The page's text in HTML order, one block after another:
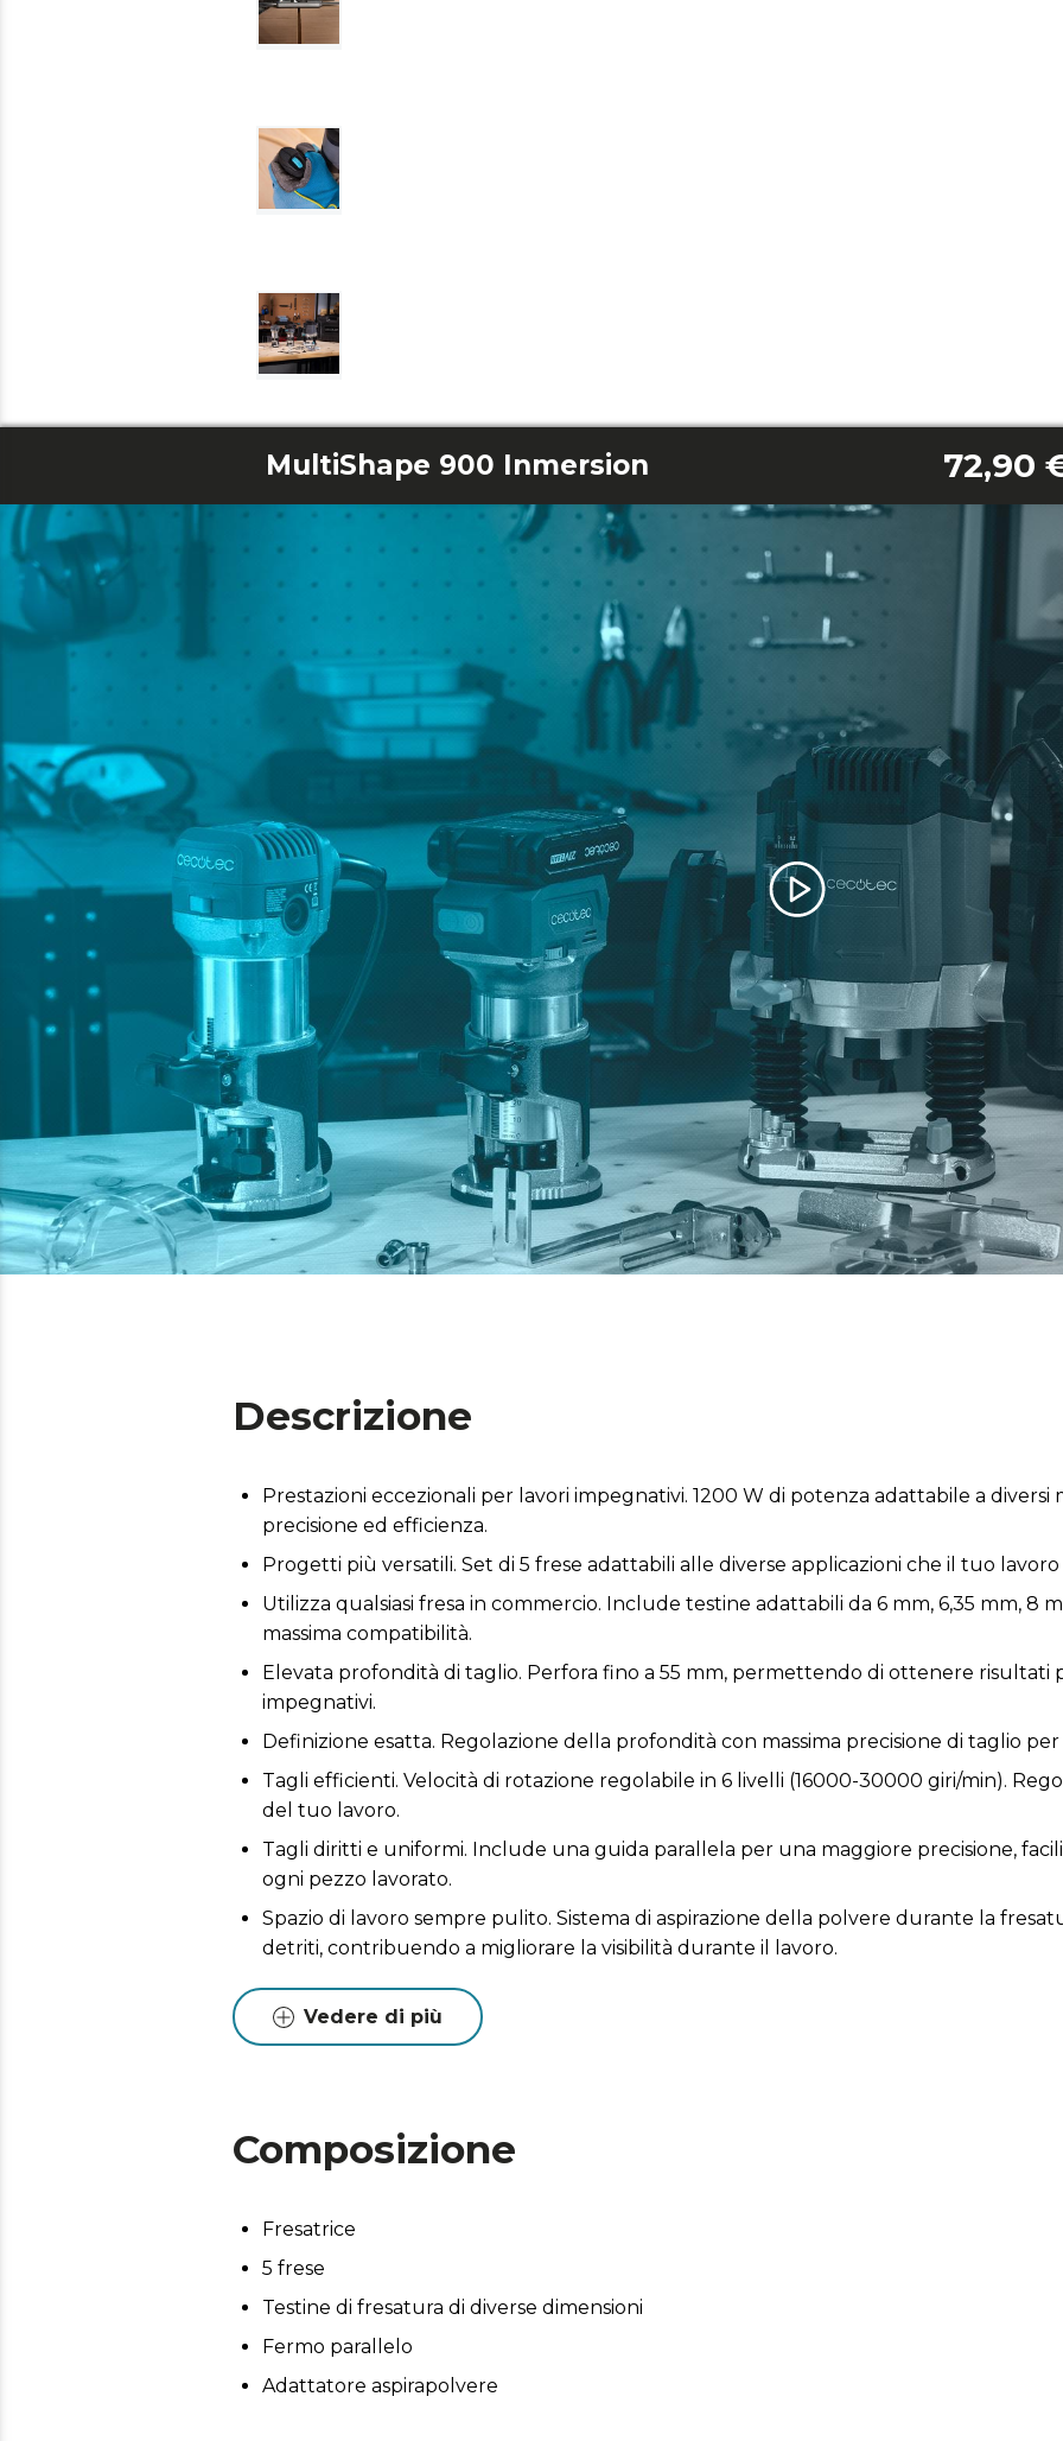
MultiShape 900 Inmersion 72,90
Descrizione
Prestazioni eccezionali per lavori impegnativi. 1200 W di potenza adattabile a diversi
precisione ed efficienza.
Progetti più versatili. Set di 5 frese adattabili alle diverse applicazioni che il tuo lavoro
Utilizza qualsiasi fresa in commercio. Include testine adattabili da 6 mm, 6,35 mm, 8
massima compatibilità.
Elevata profondità di taglio. Perfora fino a 55 mm, permettendo di ottenere risultati
impegnativi.
Definizione esatta. Regolazione della profondità con massima precisione di taglio
Tagli efficienti. Velocità di rotazione regolabile in 6 livelli (16000-30000 giri/min).
del tuo lavoro.
Tagli diritti e uniformi. Include una guida parallela per una maggiore precisione,
ogni pezzo lavorato.
Spazio di lavoro sempre pulito. Sistema di aspirazione della polvere durante la
detriti, contribuendo a migliorare la visibilità durante il lavoro.
Vedere di più
Composizione
Fresatrice
5 frese
Testine di fresatura di diverse dimensioni
Fermo parallelo
Adattatore aspirapolvere